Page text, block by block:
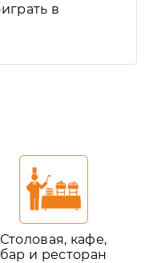
в
Столовая, кафе,
бар и ресторан